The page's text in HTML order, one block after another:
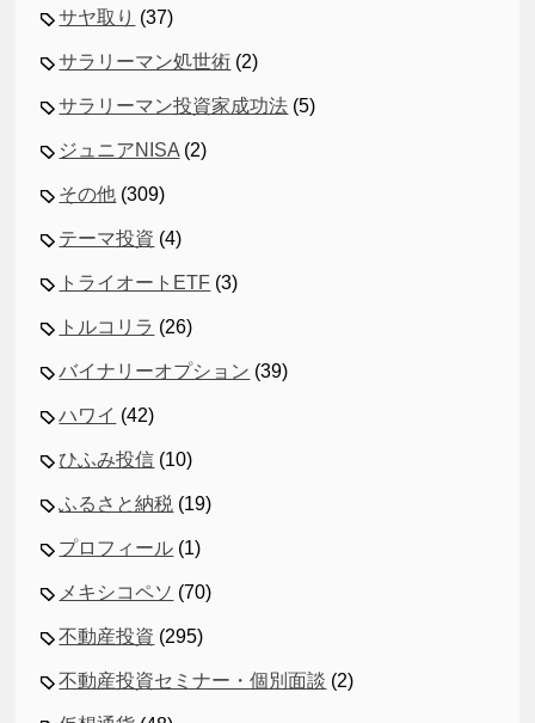
サヤ取り (37)
サラリーマン処世術 (2)
サラリーマン投資家成功法 (5)
ジュニアNISA (2)
その他 (309)
テーマ投資 (4)
トライオートETF (3)
トルコリラ (26)
バイナリーオプション (39)
ハワイ (42)
ひふみ投信 (10)
ふるさと納税 (19)
プロフィール (1)
メキシコペソ (70)
不動産投資 (295)
不動産投資セミナー・個別面談 (2)